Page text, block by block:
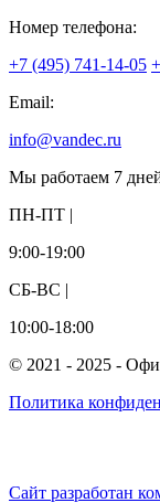
Номер телефона:
+7 (495) 741-14-05
Email:
info@vandec.ru
Мы работаем 7
ПН-ПТ |
9:00-19:00
СБ-ВС |
10:00-18:00
© 2021 - 2025 -
Политика
Сайт разработан